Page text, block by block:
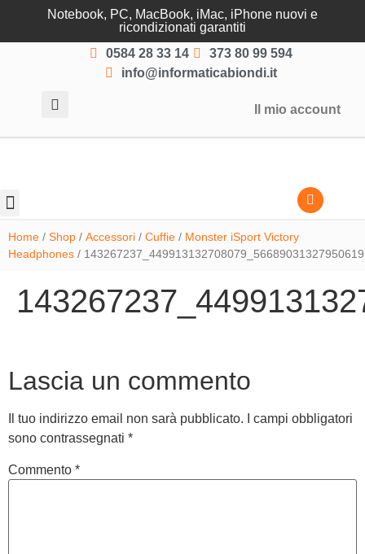
Notebook, PC, MacBook, iMac, iPhone nuovi e
ricondizionati garantiti
0584 28 33 14
373 80 99 594
info@informaticabiondi.it
Il mio account
Home / Shop / Accessori / Cuffie / Monster iSport Victory
Headphones /
Lascia un commento
Il tuo indirizzo email non sarà pubblicato.
I campi obbligatori
sono contrassegnati *
Commento *